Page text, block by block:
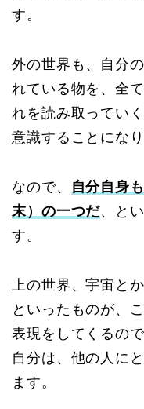
す。
外の世界も、自分
れている物を、全
れを読み取ってい
意識することになり
なので、
自分自身
末）の一つだ、と
す。
上の世界、宇宙と
といったものが、
表現をしてくるので
自分は、他の人に
ます。